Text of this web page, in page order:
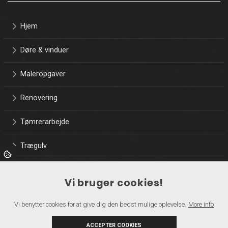
Hjem
Døre & vinduer
Maleropgaver
Renovering
Tømrerarbejde
Trægulv
Vi bruger cookies!
Vi benytter cookies for at give dig den bedst mulige oplevelse. More info
ACCEPTER COOKIES